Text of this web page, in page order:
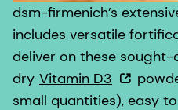
dryVitamin D3
small quantities), easy
leveraged in a broad
applications: flour
wheat bread and rolls,